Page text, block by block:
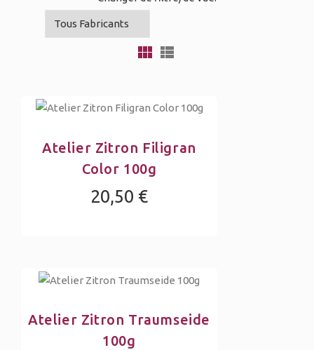
Atelier Zitron Filigran
Color 100g
20,50 €
Atelier Zitron Traumseide
100g